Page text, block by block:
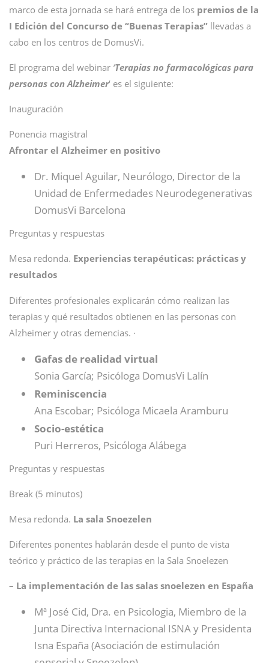
marco de esta jornada se hará entrega de los premios de la
I Edición del Concurso de “Buenas Terapias” llevadas a
cabo en los centros de DomusVi.
El programa del webinar ‘Terapias no farmacológicas para
personas con Alzheimer‘ es el siguiente:
Inauguración
Ponencia magistral
Afrontar el Alzheimer en positivo
Dr. Miquel Aguilar, Neurólogo, Director de la
Unidad de Enfermedades Neurodegenerativas
DomusVi Barcelona
Preguntas y respuestas
Mesa redonda. Experiencias terapéuticas: prácticas y
resultados
Diferentes profesionales explicarán cómo realizan las
terapias y qué resultados obtienen en las personas con
Alzheimer y otras demencias. ·
Gafas de realidad virtual
Sonia García; Psicóloga DomusVi Lalín
Reminiscencia
Ana Escobar; Psicóloga Micaela Aramburu
Socio-estética
Puri Herreros, Psicóloga Alábega
Preguntas y respuestas
Break (5 minutos)
Mesa redonda. La sala Snoezelen
Diferentes ponentes hablarán desde el punto de vista
teórico y práctico de las terapias en la Sala Snoelezen
– La implementación de las salas snoelezen en España
Mª José Cid, Dra. en Psicologia, Miembro de la
Junta Directiva Internacional ISNA y Presidenta
Isna España (Asociación de estimulación